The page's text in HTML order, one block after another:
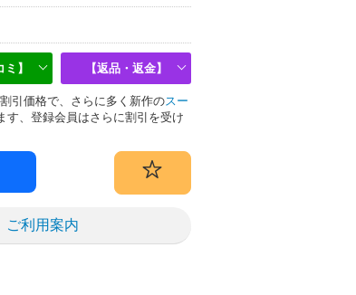
】 【返品・返金】
引価格で、さらに多く新作のスー
す、登録会員はさらに割引を受け
ご利用案内